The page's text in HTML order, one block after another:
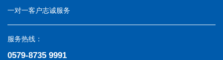
一对一客户志诚服务
服务热线：
0579-8735 9991